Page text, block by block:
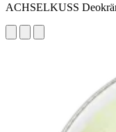
ACHSELKUSS